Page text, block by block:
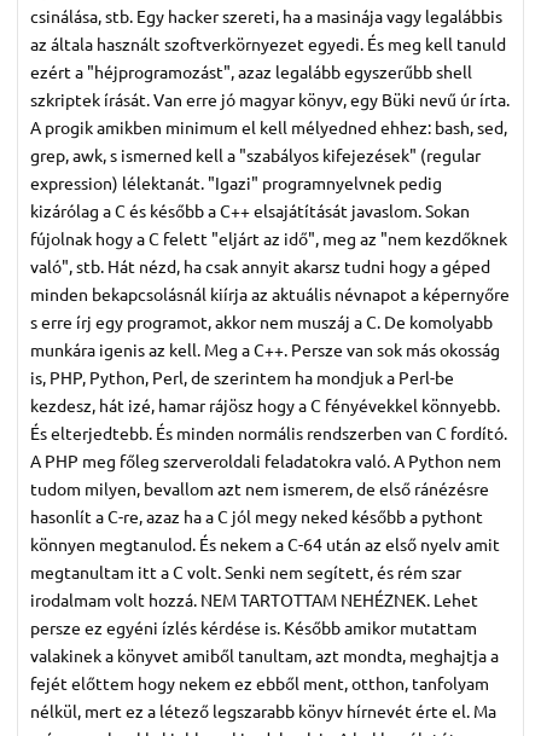
csinálása, stb. Egy hacker szereti, ha a masinája vagy legalábbis
az általa használt szoftverkörnyezet egyedi. És meg kell tanuld
ezért a "héjprogramozást", azaz legalább egyszerűbb shell
szkriptek írását. Van erre jó magyar könyv, egy Büki nevű úr írta.
A progik amikben minimum el kell mélyedned ehhez: bash, sed,
grep, awk, s ismerned kell a "szabályos kifejezések" (regular
expression) lélektanát. "Igazi" programnyelvnek pedig
kizárólag a C és később a C++ elsajátítását javaslom. Sokan
fújolnak hogy a C felett "eljárt az idő", meg az "nem kezdőknek
való", stb. Hát nézd, ha csak annyit akarsz tudni hogy a géped
minden bekapcsolásnál kiírja az aktuális névnapot a képernyőre
s erre írj egy programot, akkor nem muszáj a C. De komolyabb
munkára igenis az kell. Meg a C++. Persze van sok más okosság
is, PHP, Python, Perl, de szerintem ha mondjuk a Perl-be
kezdesz, hát izé, hamar rájösz hogy a C fényévekkel könnyebb.
És elterjedtebb. És minden normális rendszerben van C fordító.
A PHP meg főleg szerveroldali feladatokra való. A Python nem
tudom milyen, bevallom azt nem ismerem, de első ránézésre
hasonlít a C-re, azaz ha a C jól megy neked később a pythont
könnyen megtanulod. És nekem a C-64 után az első nyelv amit
megtanultam itt a C volt. Senki nem segített, és rém szar
irodalmam volt hozzá. NEM TARTOTTAM NEHÉZNEK. Lehet
persze ez egyéni ízlés kérdése is. Később amikor mutattam
valakinek a könyvet amiből tanultam, azt mondta, meghajtja a
fejét előttem hogy nekem ez ebből ment, otthon, tanfolyam
nélkül, mert ez a létező legszarabb könyv hírnevét érte el. Ma